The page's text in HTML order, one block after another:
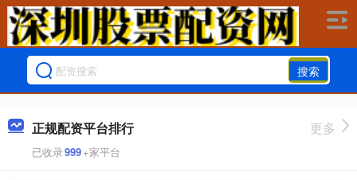
搜索
正规配资平台排行
已收录999+家平台
更多